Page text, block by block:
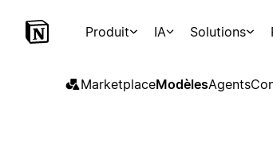
Produit IA Solutions
MarketplaceModèlesAgents